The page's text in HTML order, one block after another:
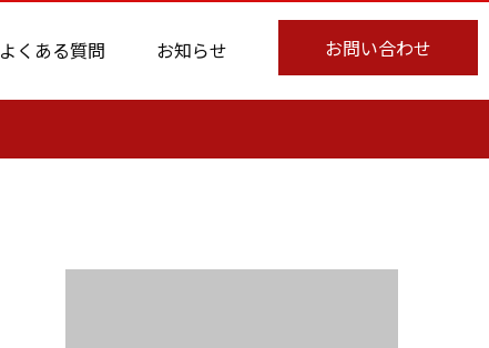
お問い合わせ
よくある質問 お知らせ